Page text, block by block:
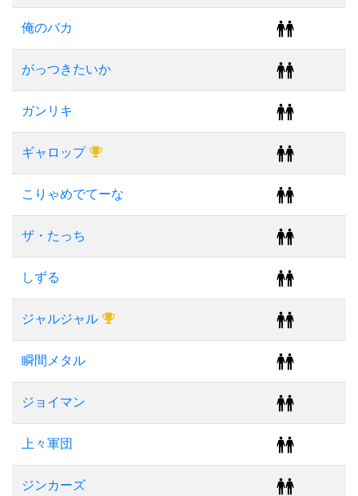
俺のバカ
がっつきたいか
ガンリキ
ギャロップ
こりゃめでてーな
ザ・たっち
しずる
ジャルジャル
瞬間メタル
ジョイマン
上々軍団
ジンカーズ